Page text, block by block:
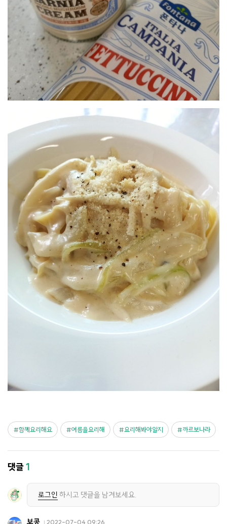
함께요리해요 여름을요리해 요리해봐야알지 까르보나라
댓글1
로그인 하시고 댓글을 남겨보세요.
보콩 2022-07-04 09:26